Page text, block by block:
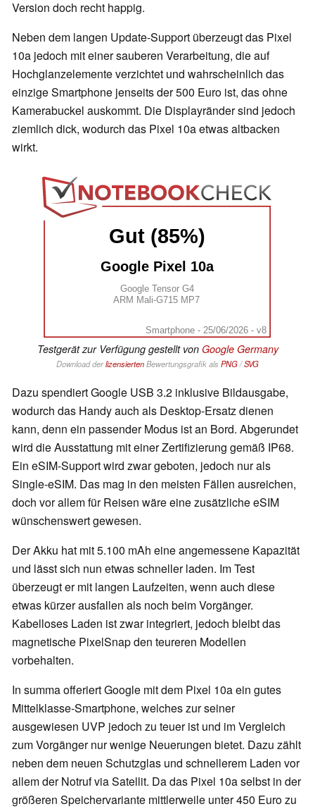
Version doch recht happig.
Neben dem langen Update-Support überzeugt das Pixel
10a jedoch mit einer sauberen Verarbeitung, die auf
Hochglanzelemente verzichtet und wahrscheinlich das
einzige Smartphone jenseits der 500 Euro ist, das ohne
Kamerabuckel auskommt. Die Displayränder sind jedoch
ziemlich dick, wodurch das Pixel 10a etwas altbacken
wirkt.
Gut (85%)
Google Pixel 10a
Google Tensor G4
ARM Mali-G715 MP7
Smartphone - 25/06/2026 - v8
Testgerät zur Verfügung gestellt von Google Germany
Download derlizensiertenBewertungsgrafik als PNG/SVG
Dazu spendiert Google USB 3.2 inklusive Bildausgabe,
wodurch das Handy auch als Desktop-Ersatz dienen
kann, denn ein passender Modus ist an Bord. Abgerundet
wird die Ausstattung mit einer Zertifizierung gemäß IP68.
Ein eSIM-Support wird zwar geboten, jedoch nur als
Single-eSIM. Das mag in den meisten Fällen ausreichen,
doch vor allem für Reisen wäre eine zusätzliche eSIM
wünschenswert gewesen.
Der Akku hat mit 5.100 mAh eine angemessene Kapazität
und lässt sich nun etwas schneller laden. Im Test
überzeugt er mit langen Laufzeiten, wenn auch diese
etwas kürzer ausfallen als noch beim Vorgänger.
Kabelloses Laden ist zwar integriert, jedoch bleibt das
magnetische PixelSnap den teureren Modellen
vorbehalten.
In summa offeriert Google mit dem Pixel 10a ein gutes
Mittelklasse-Smartphone, welches zur seiner
ausgewiesen UVP jedoch zu teuer ist und im Vergleich
zum Vorgänger nur wenige Neuerungen bietet. Dazu zählt
neben dem neuen Schutzglas und schnellerem Laden vor
allem der Notruf via Satellit. Da das Pixel 10a selbst in der
größeren Speichervariante mittlerweile unter 450 Euro zu